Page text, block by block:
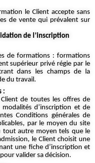
le Client accepte sans
de vente qui prévalent sur
de l’inscription
de formations : formations
supérieur privé régie par le
dans les champs de la
du travail.
:
de toutes les offres de
d’inscription et de
Conditions générales de
par le moyen du site
tout autre moyen tels que le
le Client choisit une
une fiche d’inscription et
valider sa décision.